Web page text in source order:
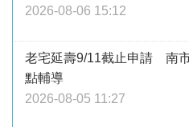
2026-08-06 15:12
老宅延壽9/11截止申請 南
點輔導
2026-08-05 11:27